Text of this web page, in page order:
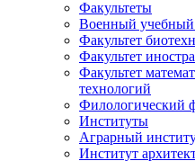
Факультеты
Военный учебный
Факультет
Факультет
Факультет
технологий
Филологический
Институты
Аграрный
Институт